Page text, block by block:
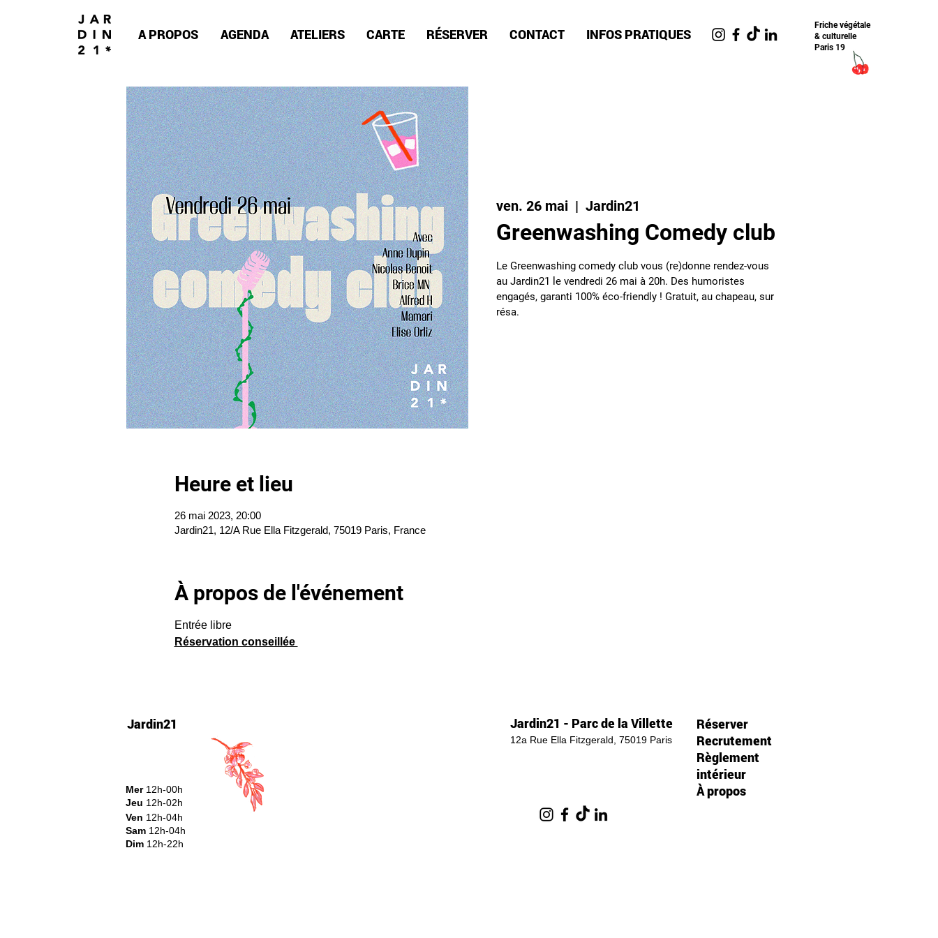
A PROPOS AGENDA ATELIERS CARTE RÉSERVER CONTACT INFOS PRATIQUES
Friche​ végétale
& culturelle
Paris 19
ven. 26 mai
  |
Jardin21
Greenwashing Comedy club
Le Greenwashing comedy club vous (re)donne rendez-vous
au Jardin21 le vendredi 26 mai à 20h. Des humoristes
engagés, garanti 100% éco-friendly ! Gratuit, au chapeau, sur
résa.
Heure et lieu
26 mai 2023, 20:00
Jardin21, 12/A Rue Ella Fitzgerald, 75019 Paris, France
À propos de l'événement
Entrée libre
Réservation conseillée
Jardin21
Mer12h-00h
Jeu 12h-02h
Ven 12h-04h
Sam 12h-04h
Dim 12h-22h​
Jardin21 - Parc de la Villette
12a Rue Ella Fitzgerald, 75019 Paris
Réserver
Recrutement
Règlement
intérieur
À propos